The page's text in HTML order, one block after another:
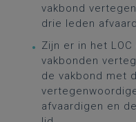
vakbond
drie leden
Zijn er in het LOC
vakbonden
de vakbond met
afvaardigen en